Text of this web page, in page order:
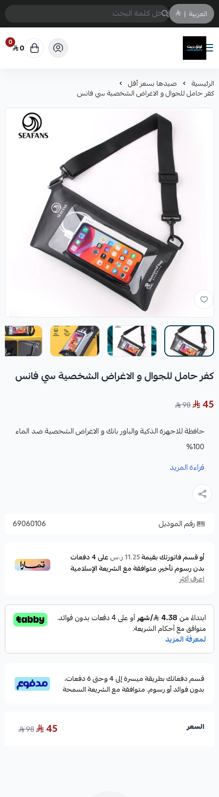
العربية |
لونق بريث
0 0
الرئيسية صيدها بسعر أقل
كفر حامل للجوال و الاغراض الشخصية سي فانس
كفر حامل للجوال و الاغراض الشخصية سي فانس
45
98
حافظة للاجهزة الذكية والباور بانك و الاغراض الشخصية ضد الماء
100%
مصنوعة من مادة متينة وضد التأكل
حماية للهاتف والاشياء الشخصية من التعرض للغبار
والاتربة
يسمح بتسريب المياة
سهل الاستخدام فى التحكم الكامل فى الهاتف فى لمس
الشاشة بكل سهولة
قراءة المزيد
رقم الموديل 69060106
أو قسم فاتورتك بقيمة11.25 ر.س على4دفعات
بدون رسوم تأخير، متوافقة مع الشريعة الإسلامية
اعرف أكثر
قسم دفعاتك بطريقة ميسرة إلى 4 وحتى 6 دفعات،
بدون فوائد أو رسوم. متوافقة مع الشريعة السمحة
السعر 45
98